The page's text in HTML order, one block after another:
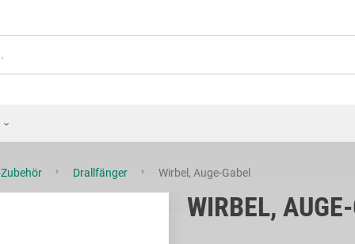
Drallfänger Wirbel, Auge-Gabel
WIRBEL,